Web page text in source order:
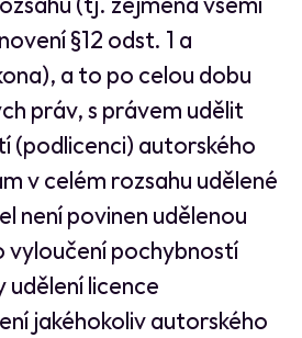
§12 odst. 1 a
a to po celou dobu
práv, s právem udělit
(podlicenci) autorského
v celém rozsahu udělené
není povinen udělenou
vyloučení pochybností
udělení licence
jakéhokoliv autorského